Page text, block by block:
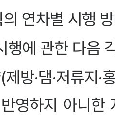
연차별 시행
행에 관한 다음
방·댐·저류지
영하지 아니